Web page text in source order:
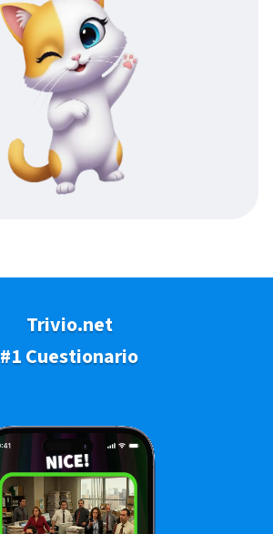
Trivio.net
#1 Cuestionario